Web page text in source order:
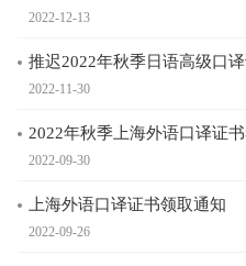
2022-12-13
推迟2022年秋季日语高级口
2022-11-30
2022年秋季上海外语口译证
2022-09-30
上海外语口译证书领取通知
2022-09-26